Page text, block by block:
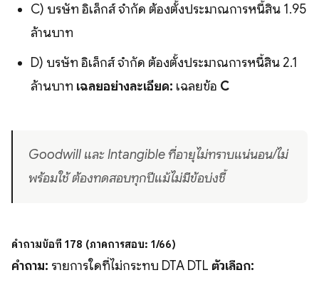
C) บริษัท อิเล็กส์ จำกัด ต้องตั้งประมาณการหนี้สิน 1.95
ล้านบาท
D) บริษัท อิเล็กส์ จำกัด ต้องตั้งประมาณการหนี้สิน 2.1
ล้านบาท เฉลยอย่างละเอียด: เฉลยข้อ C
Goodwill และ Intangible ที่อายุไม่ทราบแน่นอน/ไม่
พร้อมใช้ ต้องทดสอบทุกปีแม้ไม่มีข้อบ่งชี้
คำถามข้อที่ 178 (ภาคการสอบ: 1/66)
คำถาม: รายการใดที่ไม่กระทบ DTA DTL ตัวเลือก: